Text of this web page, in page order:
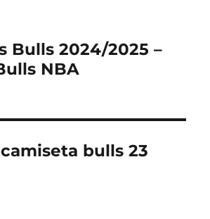
Bulls 2024/2025 –
NBA
camiseta bulls 23